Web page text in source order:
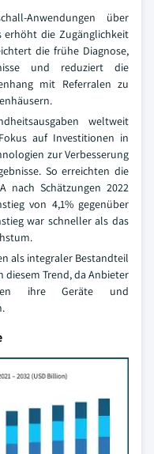
Anwendungen über
die Zugänglichkeit
die frühe Diagnose,
und reduziert die
mit Referralen zu
weltweit
auf Investitionen in
zur Verbesserung
So erreichten die
nach Schätzungen 2022
von 4,1% gegenüber
war schneller als das
als integraler Bestandteil
Trend, da Anbieter
ihre Geräte und